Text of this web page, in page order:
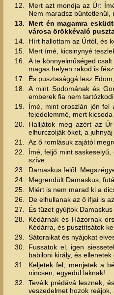
12.
Mert azt mondja az Úr:
Nem maradsz büntetlenül,
13.
Mert én magamra
városa örökkévaló
14.
Hírt hallottam az Úrtól, és
15.
Mert ímé, kicsinynyé
16.
A te könnyelműséged
magas helyen rakod is
17.
És pusztasággá lesz
18.
A mint Sodomának és
emberek fia nem
19.
Ímé, mint oroszlán jön fel
fejedelemmé, mert
20.
Halljátok meg azért az
elhurczolják őket, a
21.
Az ő romlásuk zajától
22.
Ímé, feljő mint
szíve.
23.
Damaskus felől:
24.
Megrendült Damaskus,
25.
Miért is nem marad ki a
26.
De elhullanak az ő ifjai is
27.
És tüzet gyújtok
28.
Kédárnak és Házornak
Kédárra, és pusztítsátok
29.
Sátoraikat és nyájokat
30.
Fussatok el, igen
babiloni király, és ellenetek
31.
Keljetek fel, menjetek a
nincsen, egyedül laknak!
32.
Tevéik prédává lesznek,
veszedelmet hozok reájok,